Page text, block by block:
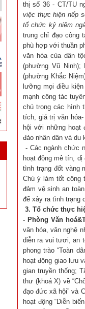
thị số 36 - CT/TU
việc thực hiện nếp
tổ chức kỷ niệm
trung chỉ đạo công
phù hợp với thuần
văn hóa của dân
(phường Vũ Ninh);
(phường Khắc
lưỡng mọi điều
mạnh công tác
chú trọng các hình
tích, giá trị văn
hội với những hoạt
đảo nhân dân và du
- Các ngành chức
hoạt động mê tín,
tình trạng đốt vàng
Chú ý làm tốt công
đảm vệ sinh an
để xảy ra tình trạng
3. Tổ chức thực
- Phòng Văn
văn hóa, văn nghệ
diễn ra vui tươi, an
phong trào “Toàn
hoạt động giao lưu
gian truyền thống;
thư (khoá X) về
đạo đức xã hội” và
hoạt động “Diễn